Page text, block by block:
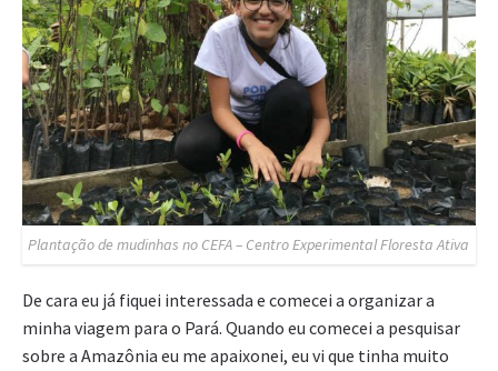
Plantação de mudinhas no CEFA – Centro Experimental Floresta Ativa
De cara eu já fiquei interessada e comecei a organizar a
minha viagem para o Pará. Quando eu comecei a pesquisar
sobre a Amazônia eu me apaixonei, eu vi que tinha muito